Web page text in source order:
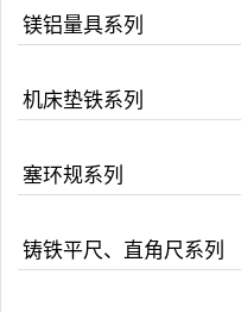
镁铝量具系列
机床垫铁系列
塞环规系列
铸铁平尺、直角尺系列